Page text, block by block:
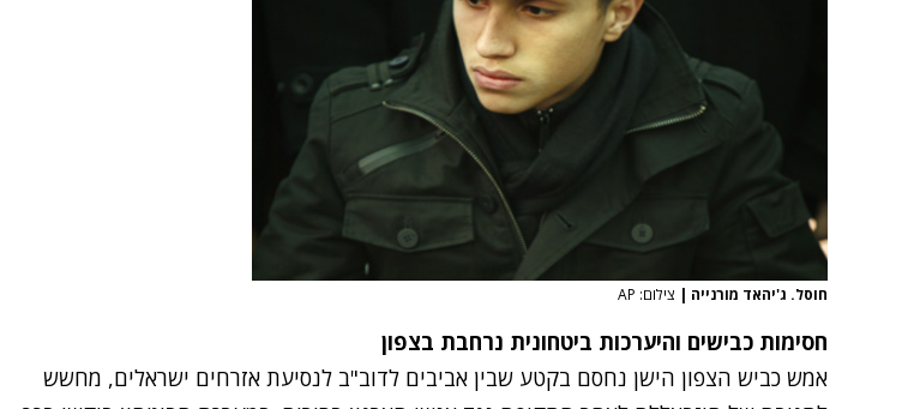
חוסל. ג'יהאד מורנייה | צילום: AP
חסימות כבישים והיערכות ביטחונית נרחבת בצפון
אמש כביש הצפון הישן נחסם בקטע שבין אביבים לדוב"ב לנסיעת אזרחים ישראלים, מחשש